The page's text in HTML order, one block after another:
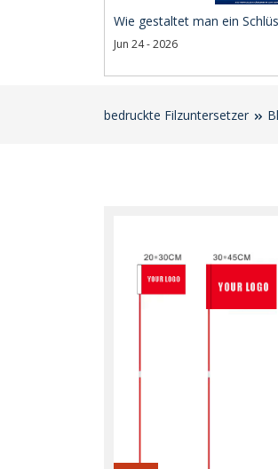
Wie gestaltet man ein
Jun 24 - 2026
bedruckte Filzuntersetzer